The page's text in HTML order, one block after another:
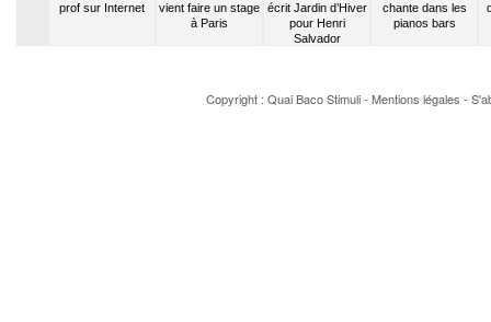
prof sur Internet
vient faire un stage
à Paris
écrit Jardin d’Hiver
pour Henri
Salvador
chante dans les
pianos bars
Copyright : Quai BacoStimuli- Mentions légales -